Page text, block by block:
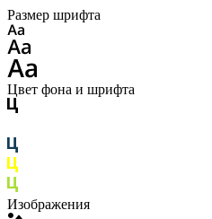
Размер шрифта
Цвет фона и шрифта
Изображения